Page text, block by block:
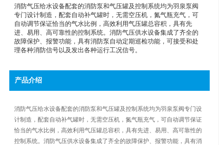
消防气压给水设备配套的消防泵和气压罐及控制系统均为羽泉泵阀
专门设计制造，配套自动补气罐时，无需空压机，氮气瓶充气，可
自动调节保证恰当的气水比例，高效利用气压罐总容积，具有先
进、易用、高可靠性的控制系统。消防气压供水设备集成了齐全的
故障保护、报警功能，具有消防泵自动定期巡检功能，可接受和处
理各种消防信号以及发出各种运行工况信号。
产品介绍
消防气压给水设备配套的消防泵和气压罐及控制系统均为羽泉泵阀专门设
计制造，配套自动补气罐时，无需空压机，氮气瓶充气，可自动调节保证
恰当的气水比例，高效利用气压罐总容积，具有先进、易用、高可靠性的
控制系统。消防气压供水设备集成了齐全的故障保护、报警功能，具有消